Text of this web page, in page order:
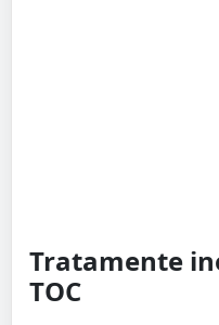
Tratamente
TOC